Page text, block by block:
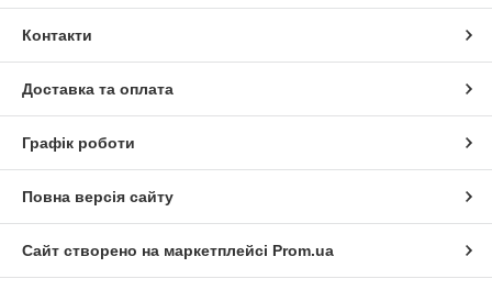
Контакти
Доставка та оплата
Графік роботи
Повна версія сайту
Сайт створено на маркетплейсі Prom.ua